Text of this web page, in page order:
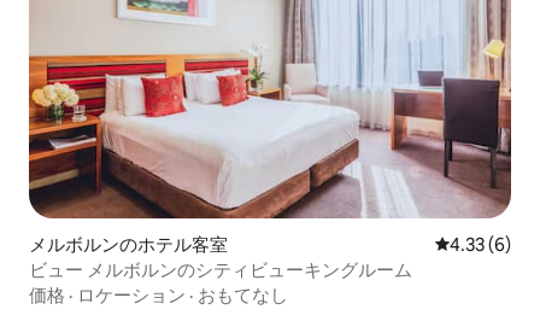
メルボルンのホテル客室 レビュー6
4.33 (6)
ビュー メルボルンのシティビューキングルーム
価格 · ロケーション · おもてなし